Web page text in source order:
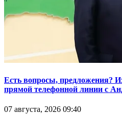
Есть вопросы, предложения?
прямой телефонной линии с
07 августа, 2026 09:40